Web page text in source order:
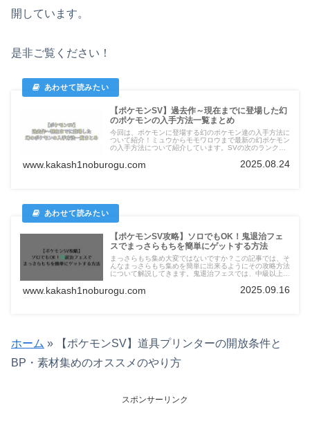
開しています。
是非ご覧ください！
【ポケモンSV】過去作～現在までに登場した幻
のポケモンの入手方法一覧まとめ
今回は、ポケモンに登場する幻のポケモン達の入手方法に
ついて紹介！ミュウからモモワロウまで最新の幻ポケモン
の入手方法について紹介しています。SVの次のランクマ
い！そんな方にオススメの記事となっています！
www.kakash1noburogu.com 2025.08.24
【ポケモンSV攻略】ソロでもOK！鬼退治フェ
スでまっさらもちを簡単にゲットする方法
まっさらもち集め大変ではないですか？この記事では、そ
んなまっさらもち集めを簡単に出来るようにその攻略方法
について解説してきます。鬼退治フェスでは、中級以上で
できない人は、是非参考にしてみてください。
www.kakash1noburogu.com 2025.09.16
ホーム »
【ポケモンSV】道具プリンターの開放条件と
BP・素材集めのオススメのやり方
スポンサーリンク